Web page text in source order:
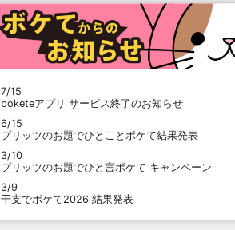
7/15
boketeアプリ サービス終了のお知らせ
6/15
プリッツのお題でひとことボケて結果発表
3/10
プリッツのお題でひと言ボケて キャンペーン
3/9
干支でボケて2026 結果発表